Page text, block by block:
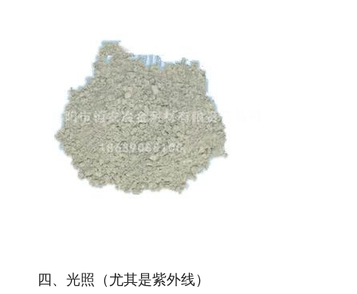
四、光照（尤其是紫外线）